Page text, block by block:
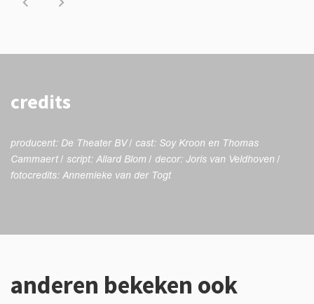
credits
producent: De Theater BV / cast: Soy Kroon en Thomas
Cammaert / script: Allard Blom / decor: Joris van Veldhoven /
fotocredits: Annemieke van der Togt
anderen bekeken ook